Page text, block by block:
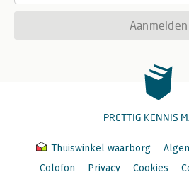
Aanmelden
PRETTIG KENNIS
Thuiswinkel waarborg
Colofon
Privacy Cookies